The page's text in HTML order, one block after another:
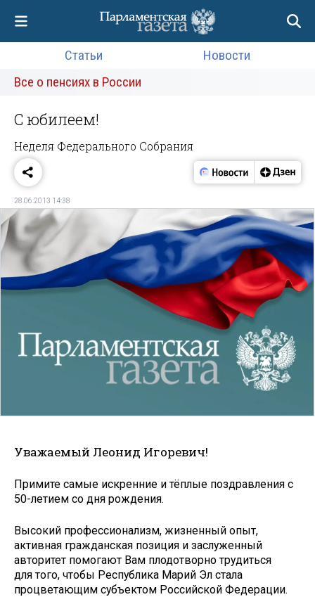
Статьи
Новости
Все о пенсиях в России
C юбилеем!
Неделя Федерального Cобрания
28.06.2013 14:38
Уважаемый Леонид Игоревич!
Примите самые искренние и тёплые поздравления с
50-летием со дня рождения.
Высокий профессионализм, жизненный опыт,
активная гражданская позиция и заслуженный
авторитет помогают Вам плодотворно трудиться
для того, чтобы Республика Марий Эл стала
процветающим субъектом Российской Федерации.